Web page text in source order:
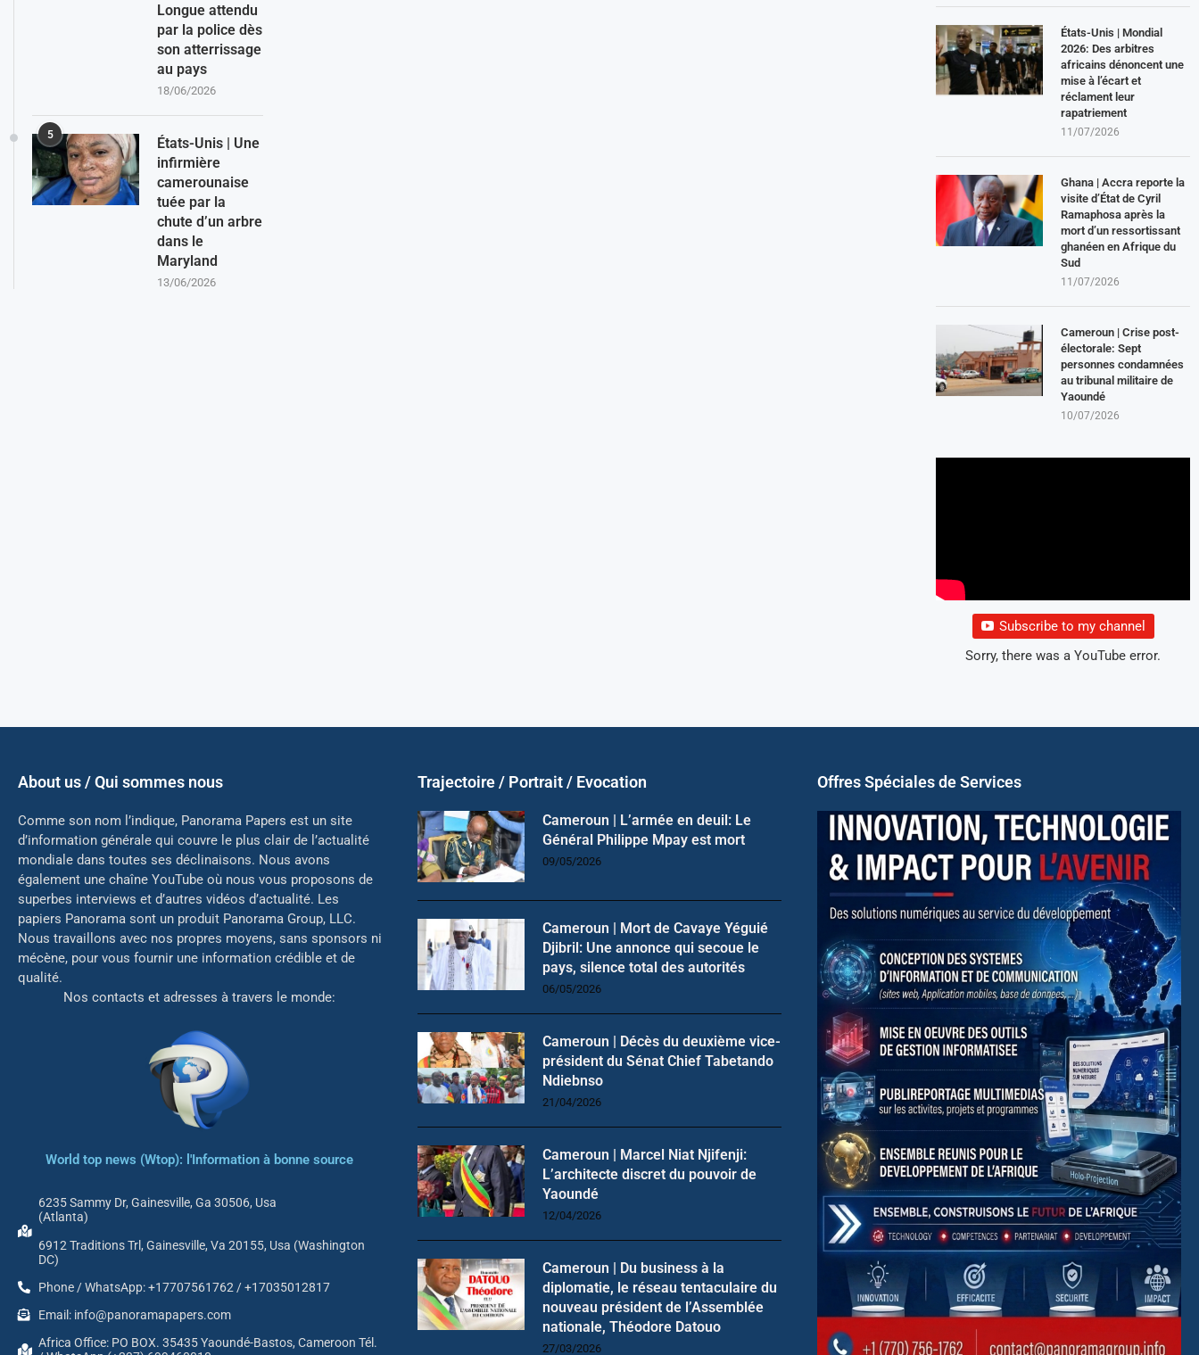
États-Unis | Mondial
2026: Des arbitres
africains dénoncent une
mise à l’écart et
réclament leur
rapatriement
11/07/2026
Ghana | Accra reporte la
visite d’État de Cyril
Ramaphosa après la
mort d’un ressortissant
ghanéen en Afrique du
Sud
11/07/2026
Cameroun | Crise post-
électorale: Sept
personnes condamnées
au tribunal militaire de
Yaoundé
10/07/2026
Subscribe to my channel
Sorry, there was a YouTube error.
Longue attendu
par la police dès
son atterrissage
au pays
18/06/2026
5
États-Unis | Une
infirmière
camerounaise
tuée par la
chute d’un arbre
dans le
Maryland
13/06/2026
About us / Qui sommes nous
Comme son nom l’indique, Panorama Papers est un site
d’information générale qui couvre le plus clair de l’actualité
mondiale dans toutes ses déclinaisons. Nous avons
également une chaîne YouTube où nous vous proposons de
superbes interviews et d’autres vidéos d’actualité. Les
papiers Panorama sont un produit Panorama Group, LLC.
Nous travaillons avec nos propres moyens, sans sponsors ni
mécène, pour vous fournir une information crédible et de
qualité.
Nos contacts et adresses à travers le monde:
World top news (Wtop): l'Information à bonne source
6235 Sammy Dr, Gainesville, Ga 30506, Usa
(Atlanta)
6912 Traditions Trl, Gainesville, Va 20155, Usa (Washington
DC)
Phone / WhatsApp: +17707561762 / +17035012817
Email: info@panoramapapers.com
Africa Office: PO BOX. 35435 Yaoundé-Bastos, Cameroon Tél.
Trajectoire / Portrait / Evocation
Cameroun | L’armée en deuil: Le
Général Philippe Mpay est mort
09/05/2026
Cameroun | Mort de Cavaye Yéguié
Djibril: Une annonce qui secoue le
pays, silence total des autorités
06/05/2026
Cameroun | Décès du deuxième vice-
président du Sénat Chief Tabetando
Ndiebnso
21/04/2026
Cameroun | Marcel Niat Njifenji:
L’architecte discret du pouvoir de
Yaoundé
12/04/2026
Cameroun | Du business à la
diplomatie, le réseau tentaculaire du
nouveau président de l’Assemblée
nationale, Théodore Datouo
27/03/2026
Offres Spéciales de Services